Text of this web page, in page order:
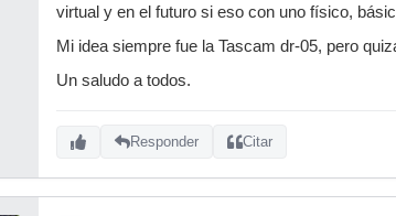
virtual y en el futuro si eso con uno físico,
Mi idea siempre fue la Tascam dr-05, pero
Un saludo a todos.
Responder Citar